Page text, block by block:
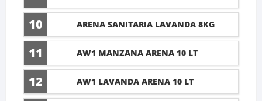
10 ARENA SANITARIA LAVANDA 8KG
11 AW1 MANZANA ARENA 10 LT
12 AW1 LAVANDA ARENA 10 LT